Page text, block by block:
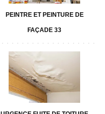
PEINTRE ET PEINTURE DE
FAÇADE 33